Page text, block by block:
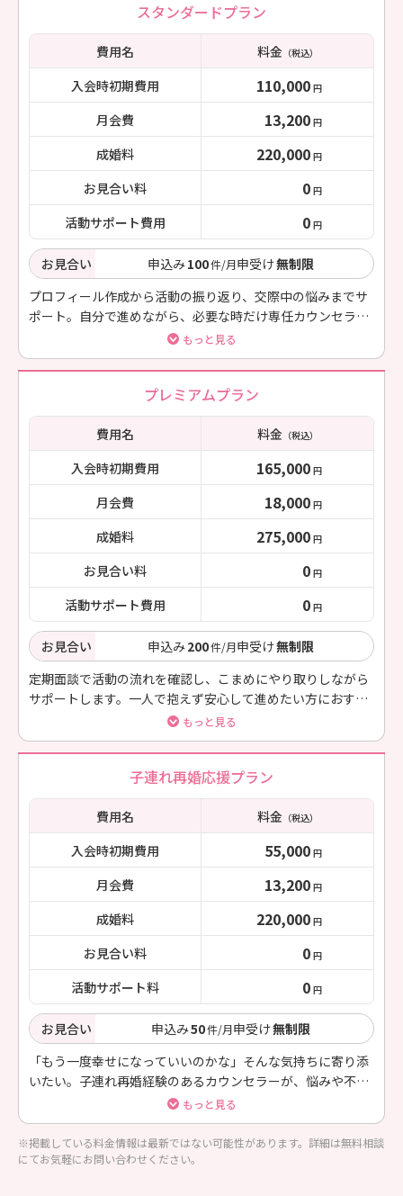
スタンダードプラン
費用名 料金（税込）
入会時初期費用 110,000 円
月会費 13,200 円
成婚料 220,000 円
お見合い料 0 円
活動サポート費用 0 円
お見合い 申込み100件/月申受け無制限
プロフィール作成から活動の振り返り、交際中の悩みまでサ
ポート。自分で進めながら、必要な時だけ専任カウンセラー
に相談したい方におすすめです。
もっと見る
プレミアムプラン
費用名 料金（税込）
入会時初期費用 165,000 円
月会費 18,000 円
成婚料 275,000 円
お見合い料 0 円
活動サポート費用 0 円
お見合い 申込み200件/月申受け無制限
定期面談で活動の流れを確認し、こまめにやり取りしながら
サポートします。一人で抱えず安心して進めたい方におすす
もっと見る
子連れ再婚応援プラン
費用名 料金（税込）
入会時初期費用 55,000 円
月会費 13,200 円
成婚料 220,000 円
お見合い料 0 円
活動サポート料 0 円
お見合い 申込み50件/月申受け無制限
「もう一度幸せになっていいのかな」そんな気持ちに寄り添
いたい。子連れ再婚経験のあるカウンセラーが、悩みや不安
を受け止めながら、新たなご縁へ丁寧に伴走する再スタート
応援プランです。
もっと見る
※掲載している料金情報は最新ではない可能性があります。詳細は無料相談
にてお気軽にお問い合わせください。